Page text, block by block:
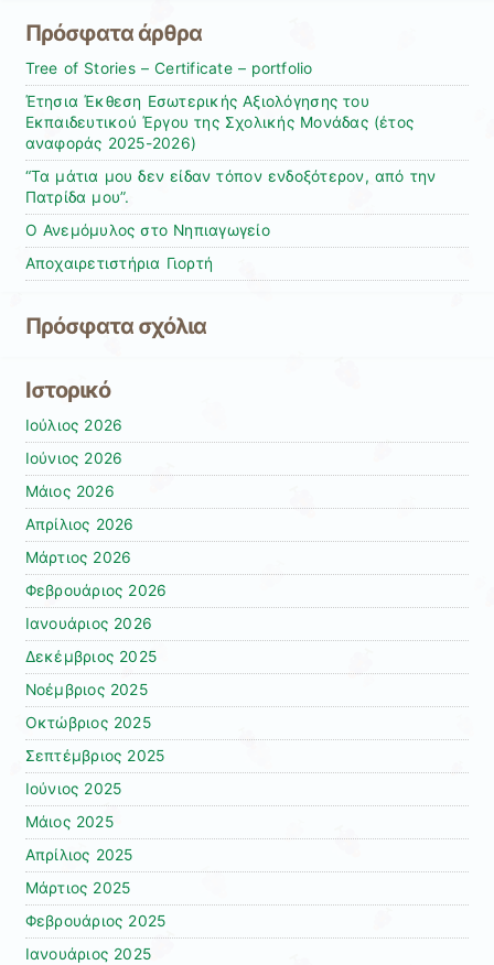
Πρόσφατα άρθρα
Tree of Stories – Certificate – portfolio
Έτησια Έκθεση Εσωτερικής Αξιολόγησης του
Εκπαιδευτικού Έργου της Σχολικής Μονάδας (έτος
αναφοράς 2025-2026)
“Τα μάτια μου δεν είδαν τόπον ενδοξότερον, από την
Πατρίδα μου”.
Ο Ανεμόμυλος στο Νηπιαγωγείο
Αποχαιρετιστήρια Γιορτή
Πρόσφατα σχόλια
Ιστορικό
Ιούλιος 2026
Ιούνιος 2026
Μάιος 2026
Απρίλιος 2026
Μάρτιος 2026
Φεβρουάριος 2026
Ιανουάριος 2026
Δεκέμβριος 2025
Νοέμβριος 2025
Οκτώβριος 2025
Σεπτέμβριος 2025
Ιούνιος 2025
Μάιος 2025
Απρίλιος 2025
Μάρτιος 2025
Φεβρουάριος 2025
Ιανουάριος 2025